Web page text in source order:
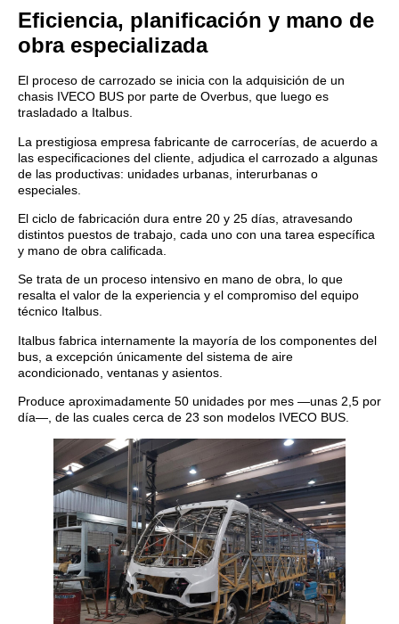
Eficiencia, planificación y mano de
obra especializada
El proceso de carrozado se inicia con la adquisición de un
chasis IVECO BUS por parte de Overbus, que luego es
trasladado a Italbus.
La prestigiosa empresa fabricante de carrocerías, de acuerdo a
las especificaciones del cliente, adjudica el carrozado a algunas
de las productivas: unidades urbanas, interurbanas o
especiales.
El ciclo de fabricación dura entre 20 y 25 días, atravesando
distintos puestos de trabajo, cada uno con una tarea específica
y mano de obra calificada.
Se trata de un proceso intensivo en mano de obra, lo que
resalta el valor de la experiencia y el compromiso del equipo
técnico Italbus.
Italbus fabrica internamente la mayoría de los componentes del
bus, a excepción únicamente del sistema de aire
acondicionado, ventanas y asientos.
Produce aproximadamente 50 unidades por mes —unas 2,5 por
día—, de las cuales cerca de 23 son modelos IVECO BUS.